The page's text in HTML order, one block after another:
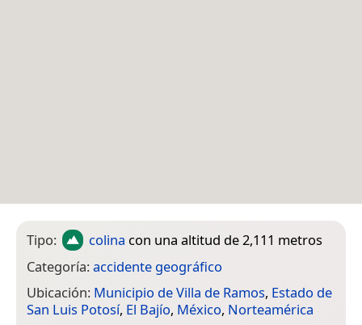
Tipo: colina con una altitud de 2,111 metros
Categoría:accidente geográfico
Ubicación: Municipio de Villa de Ramos, Estado de
San Luis Potosí, El Bajío, México, Norteamérica